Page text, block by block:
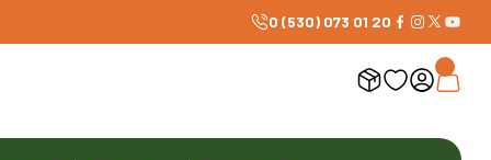
0 (530) 073 01 20